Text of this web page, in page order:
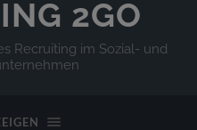
2GO
Recruiting im Sozial- und